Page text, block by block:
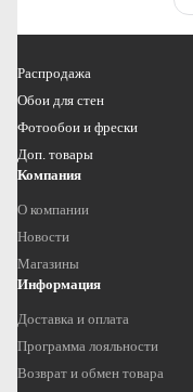
Распродажа
Обои для стен
Фотообои и фрески
Доп. товары
Компания
О компании
Новости
Магазины
Информация
Доставка и оплата
Программа лояльности
Возврат и обмен товара